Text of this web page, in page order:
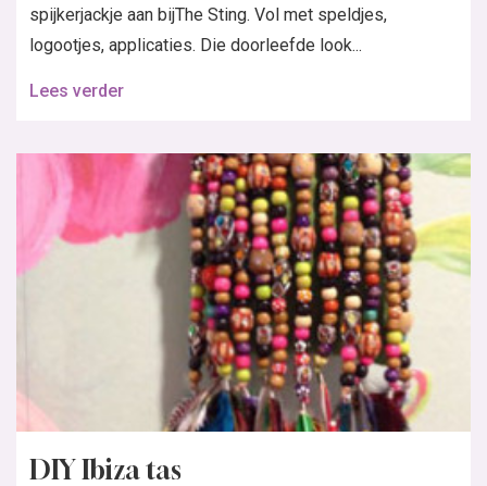
spijkerjackje aan bijThe Sting. Vol met speldjes,
logootjes, applicaties. Die doorleefde look...
Lees verder
DIY Ibiza tas